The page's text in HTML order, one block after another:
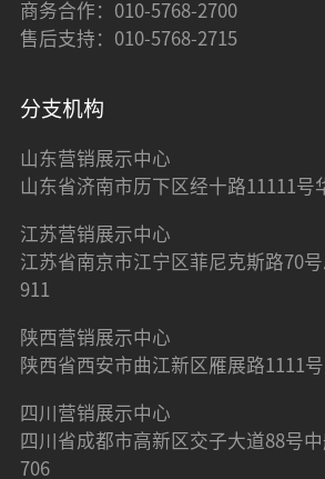
商务合作：010-5768-2700
售后支持：010-5768-2715
分支机构
山东营销展示中心
山东省济南市历下区经十路11111号
江苏营销展示中心
江苏省南京市江宁区菲尼克斯路70
911
陕西营销展示中心
陕西省西安市曲江新区雁展路1111
四川营销展示中心
四川省成都市高新区交子大道88号
706